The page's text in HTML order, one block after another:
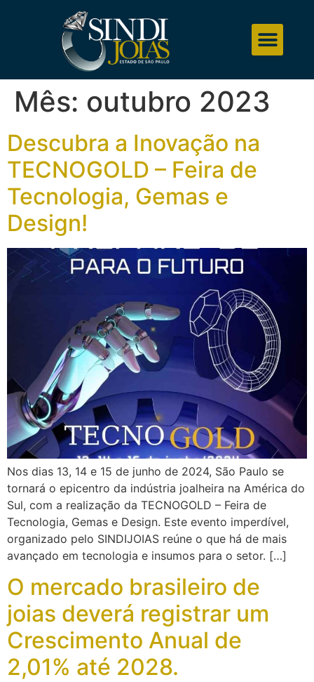
Mês: outubro 2023
Descubra a Inovação na
TECNOGOLD – Feira de
Tecnologia, Gemas e
Design!
Nos dias 13, 14 e 15 de junho de 2024, São Paulo se
tornará o epicentro da indústria joalheira na América do
Sul, com a realização da TECNOGOLD – Feira de
Tecnologia, Gemas e Design. Este evento imperdível,
organizado pelo SINDIJOIAS reúne o que há de mais
avançado em tecnologia e insumos para o setor. […]
O mercado brasileiro de
joias deverá registrar um
Crescimento Anual de
2,01% até 2028.